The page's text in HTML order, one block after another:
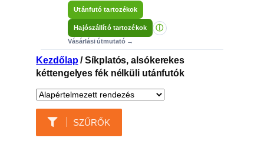
Utánfutó tartozékok
Hajószállító tartozékok ⓘ
Vásárlási útmutató →
Kezdőlap/ Síkplatós, alsókerekes
kéttengelyes fék nélküli utánfutók
SZŰRŐK